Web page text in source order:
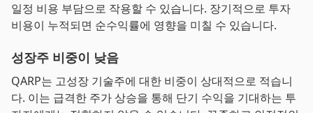
일정 비용 부담으로 작용할 수 있습니다. 장기적으로 투자
비용이 누적되면 순수익률에 영향을 미칠 수 있습니다.
성장주 비중이 낮음
QARP는 고성장 기술주에 대한 비중이 상대적으로 적습니
다. 이는 급격한 주가 상승을 통해 단기 수익을 기대하는 투